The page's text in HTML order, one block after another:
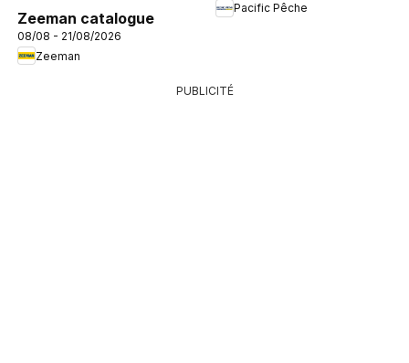
Zeeman catalogue
08/08 - 21/08/2026
Zeeman
Pacific Pêche
PUBLICITÉ